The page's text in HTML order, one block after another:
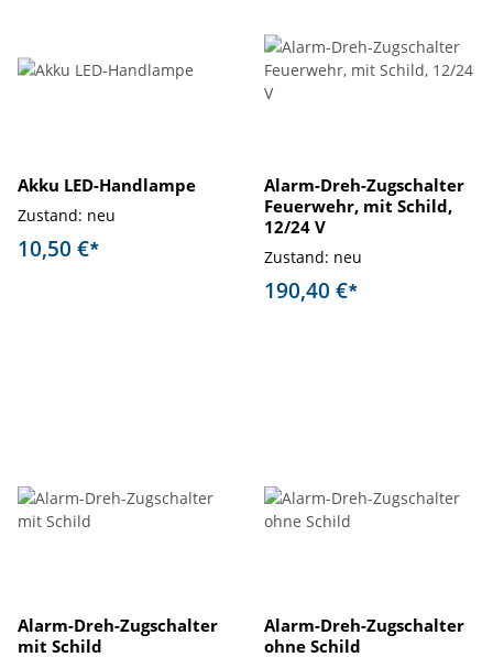
Akku LED-Handlampe
Zustand: neu
10,50 €*
Alarm-Dreh-Zugschalter
Feuerwehr, mit Schild,
12/24 V
Zustand: neu
190,40 €*
Alarm-Dreh-Zugschalter
mit Schild
Alarm-Dreh-Zugschalter
ohne Schild